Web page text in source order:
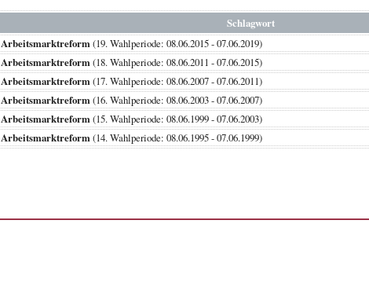
Schlagwort
Arbeitsmarktreform(19. Wahlperiode: 08.06.2015 - 07.06.2019)
Arbeitsmarktreform(18. Wahlperiode: 08.06.2011 - 07.06.2015)
Arbeitsmarktreform(17. Wahlperiode: 08.06.2007 - 07.06.2011)
Arbeitsmarktreform(16. Wahlperiode: 08.06.2003 - 07.06.2007)
Arbeitsmarktreform(15. Wahlperiode: 08.06.1999 - 07.06.2003)
Arbeitsmarktreform(14. Wahlperiode: 08.06.1995 - 07.06.1999)